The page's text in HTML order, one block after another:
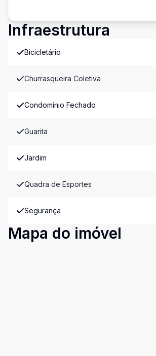
Infraestrutura
Bicicletário
Churrasqueira Coletiva
Condomínio Fechado
Guarita
Jardim
Quadra de Esportes
Segurança
Mapa do imóvel